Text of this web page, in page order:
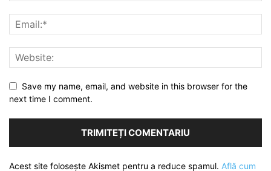
Save my name, email, and website in this browser for the
next time I comment.
Acest site folosește Akismet pentru a reduce spamul. Află cum